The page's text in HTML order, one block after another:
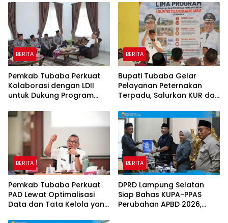
Dipangkas
Influencer
BERITA
Pemkab Tubaba Perkuat
Kolaborasi dengan LDII
untuk Dukung Program
BERITA
Bupati Tubaba Gelar
Pelayanan Peternakan
Terpadu, Salurkan KUR dan
Ketenagakerjaan
BERITA
Pemkab Tubaba Perkuat
PAD Lewat Optimalisasi
Data dan Tata Kelola yang
BERITA
DPRD Lampung Selatan
Siap Bahas KUPA-PPAS
Perubahan APBD 2026,